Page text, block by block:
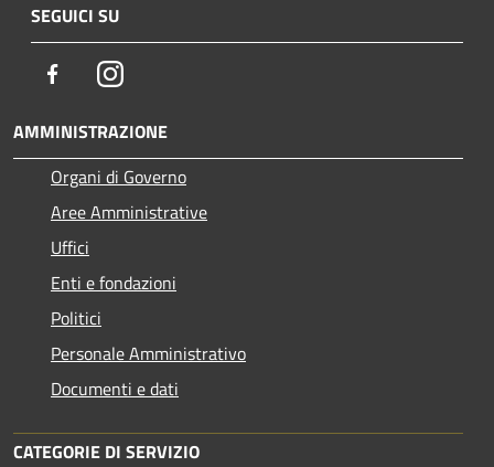
SEGUICI SU
FacebookInstagram
AMMINISTRAZIONE
Organi di Governo
Aree Amministrative
Uffici
Enti e fondazioni
Politici
Personale Amministrativo
Documenti e dati
CATEGORIE DI SERVIZIO